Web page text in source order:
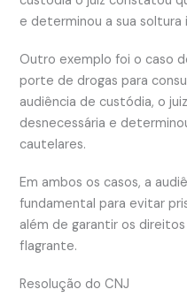
e determinou a sua soltura
Outro exemplo foi o caso
porte de drogas para
audiência de custódia, o
desnecessária e
cautelares.
Em ambos os casos, a
fundamental para evitar
além de garantir os
flagrante.
Resolução do CNJ